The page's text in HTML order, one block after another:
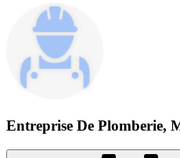
Entreprise De Plomberie,